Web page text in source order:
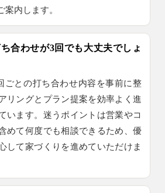
案内します。
合わせが3回でも大丈夫でしょ
ごとの打ち合わせ内容を事前に整
リングとプラン提案を効率よく進
います。迷うポイントは営業やコ
めて何度でも相談できるため、優
して家づくりを進めていただけま